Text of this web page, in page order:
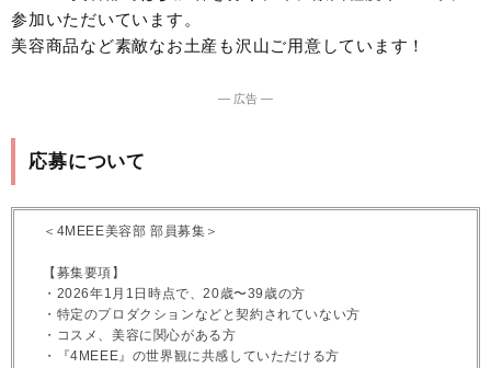
参加いただいています。
美容商品など素敵なお土産も沢山ご用意しています！
― 広告 ―
応募について
＜4MEEE美容部 部員募集＞
【募集要項】
・2026年1月1日時点で、20歳〜39歳の方
・特定のプロダクションなどと契約されていない方
・コスメ、美容に関心がある方
・『4MEEE』の世界観に共感していただける方